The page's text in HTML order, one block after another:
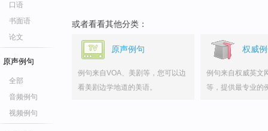
口语
书面语
论文
原声例句
全部
音频例句
视频例句
或者看看其他分类：
原声例句
例句来自VOA、美剧等，您可以边
看美剧边学地道的美语。
权威
例句来自权威英文
等，提供最专业的